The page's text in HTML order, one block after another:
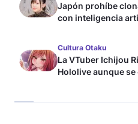
Japón prohíbe
con inteligencia
Cultura Otaku
La VTuber Ichijou
Hololive aunque se